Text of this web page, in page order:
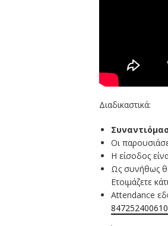
Διαδικαστικά:
Οι
Η είσοδος
Ως συνήθως
Ετοιμάζετε
Attendance